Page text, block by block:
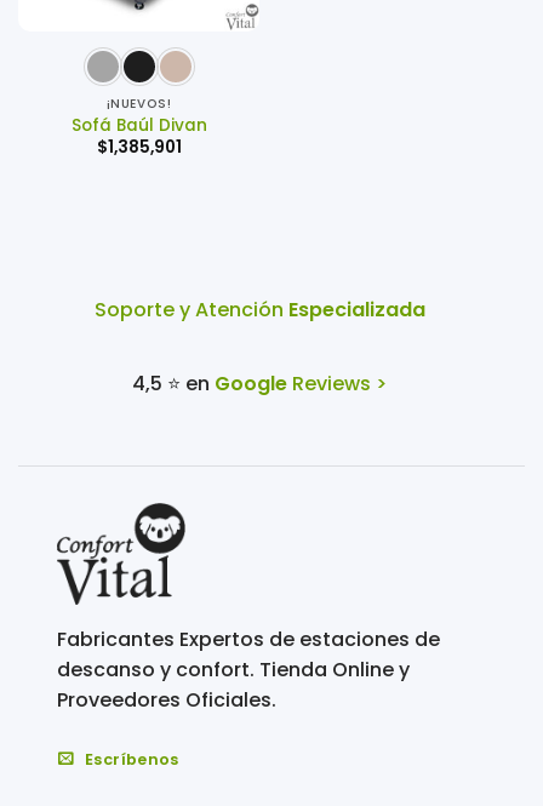
¡NUEVOS!
Sofá Baúl Divan
$1,385,901
Soporte y Atención Especializada
4,5 ⭐ en Google Reviews >
Fabricantes Expertos de estaciones de
descanso y confort. Tienda Online y
Proveedores Oficiales.
Escríbenos